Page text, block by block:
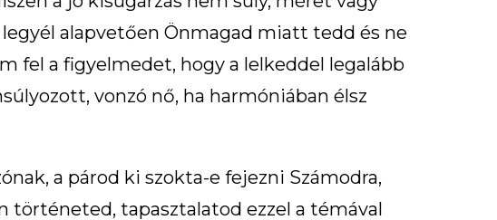
alapvetően Önmagad miatt tedd és ne
fel a figyelmedet, hogy a lelkeddel legalább
vonzó nő, ha harmóniában élsz
a párod ki szokta-e fejezni Számodra,
történeted, tapasztalatod ezzel a témával